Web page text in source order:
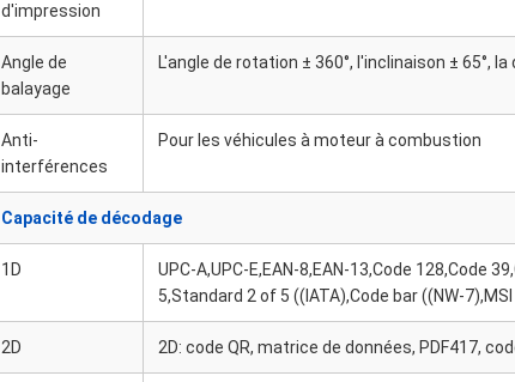
d'impression
Angle de
balayage
L'angle de rotation ± 360°, l'inclinaison ± 65°, la
Anti-
interférences
Pour les véhicules à moteur à combustion
Capacité de décodage
1D
UPC-A,UPC-E,EAN-8,EAN-13,Code 128,Code
5,Standard 2 of 5 ((IATA),Code bar ((NW-
2D 2D: code QR, matrice de données, PDF417,